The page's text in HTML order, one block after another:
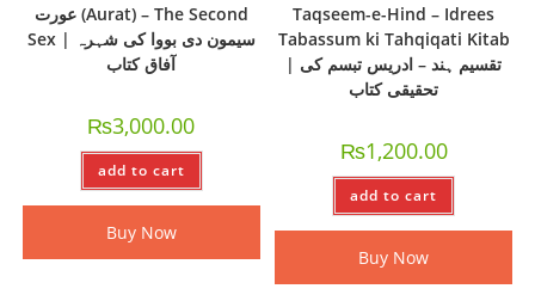
عورت (Aurat) – The Second
Sex | سیمون دی بووا کی شہرہ
آفاق کتاب
₨3,000.00
add to cart
Buy Now
Taqseem-e-Hind – Idrees
Tabassum ki Tahqiqati Kitab
| تقسیم ہند – ادریس تبسم کی
تحقیقی کتاب
₨1,200.00
add to cart
Buy Now